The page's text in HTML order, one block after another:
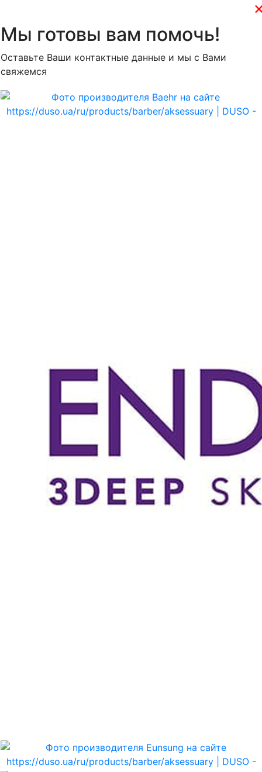
Мы готовы вам помочь!
Оставьте Ваши контактные данные и мы с Вами
свяжемся